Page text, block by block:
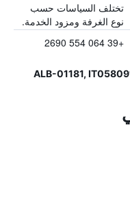
تختلف السياسات حسب
نوع الغرفة ومزود الخدمة.
+39 064 554 2690